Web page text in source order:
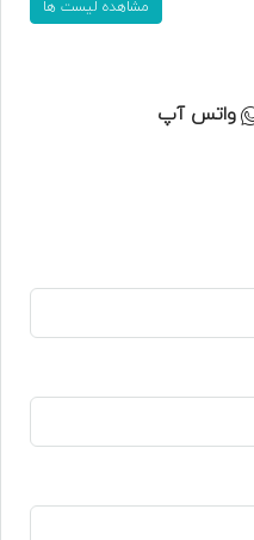
مشاهده لیست ها
واتس آپ